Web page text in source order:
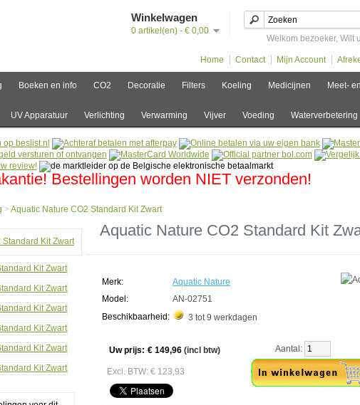
Winkelwagen
0 artikel(en) - € 0,00
Welkom bezoeker, Wilt u
Home Contact Mijn Account
Boeken en info CO2 Decoratie Filters Koeling Medicijnen Meet-
UV Apparatuur Verlichting Verwarming Vijver Voeding Waterverbetering
Bestellingen worden NIET verzonden!
> Aquatic Nature CO2 Standard Kit Zwart
Aquatic Nature CO2 Standard Kit
Merk:
Aquatic Nature
Model:
AN-02751
Beschikbaarheid:
3 tot 9 werkdagen
Uw prijs: € 149,96 (incl btw)
Excl. BTW: € 123,93
Aantal: